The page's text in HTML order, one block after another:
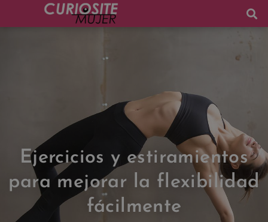
Ejercicios y estiramientos
para mejorar la flexibilidad
fácilmente